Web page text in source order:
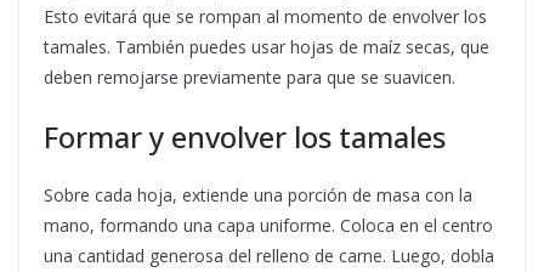
Esto evitará que se rompan al momento de envolver los
tamales. También puedes usar hojas de maíz secas, que
deben remojarse previamente para que se suavicen.
Formar y envolver los tamales
Sobre cada hoja, extiende una porción de masa con la
mano, formando una capa uniforme. Coloca en el centro
una cantidad generosa del relleno de carne. Luego, dobla